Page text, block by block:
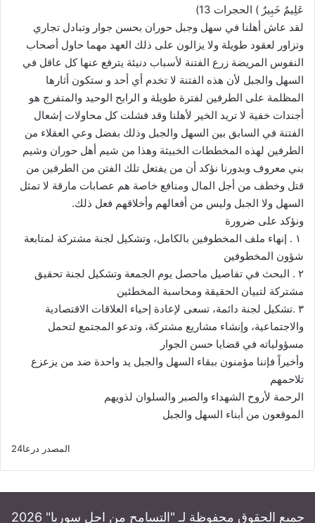
عَلِيمٌ خَبِيرٌ ) الحجرات 13)
‎لقد عاش أهلنا في سهل وجبل حوران بحسن جوار وتبادل تجاري
وتزاور لعقود طويلة ولا يزالون على ذلك العهد مهما حاول أصحاب
النفوس المريضة زرع الفتنة لأسباب دنيئة يترفع عنها كل عاقل في
السهل والجبل لأن هذه الفتنة لا تخدم أي أحد و ستكون أثارها
المظلمة على الطرفين لفترة طويلة و الرابح الوحيد والمتفرج هو
أجندات خفية لا تريد الخير لأهلنا وقد فشلت كل محاولات إشعال
الفتنة في السابق بين السهل والجبل وذلك بفضل وعي العقلاء من
الطرفين لهذه المخططات الخبيثة وهذا من شيم أهل حوران وشيم
بني معروف وبدورنا نؤكد أن من يفتعل تلك الفتن من الطرفين من
قتل وخطف من أجل المال ومنافع خاصة هم عصابات مارقة لا تمثل
السهل ولا الجبل وليس من أفعالهم وأخلاقهم فعل ذلك.
‎ ١ . إنهاء ملف المخطوفين بالكامل، وتشكيل لجنة مشتركة لمتابعة
شؤون المخطوفين
‎٢ . البحث في تفاصيل ماحصل يوم الجمعة وتشكيل لجنة تحقيق
مشتركة لتبيان الحقيقة ومحاسبة المخطئين
‎٣ .تشكيل لجنة دائمة، تسعى لإعادة إحياء العلاقات الاقتصادية
والاجتماعية، وإنشاء مشاريع مشتركة، وتدعو المجتمع لتحمل
مسؤولياته في قضايا حسن الجوار
‎وأخيراً فإننا مؤمنون ببقاء السهل والجبل يد واحدة ضد من يزعزع
تلاحمهم
المصدر درعا24
جميع الحقوق محفوظة لـ "التسامح من اجل سوريا" 2026